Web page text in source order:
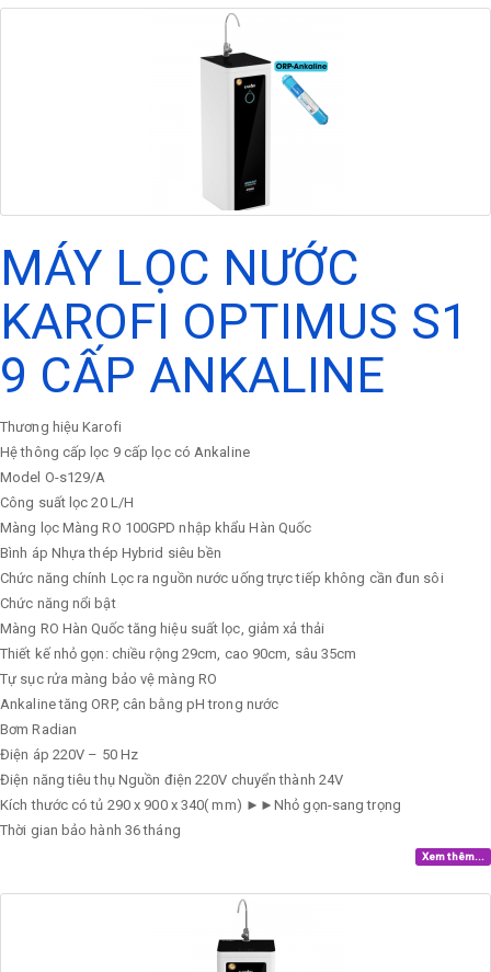
MÁY LỌC NƯỚC
KAROFI OPTIMUS S1
9 CẤP ANKALINE
Thương hiệu Karofi
Hệ thông cấp lọc 9 cấp lọc có Ankaline
Model O-s129/A
Công suất lọc 20 L/H
Màng lọc Màng RO 100GPD nhập khẩu Hàn Quốc
Bình áp Nhựa thép Hybrid siêu bền
Chức năng chính Lọc ra nguồn nước uống trực tiếp không cần đun sôi
Chức năng nổi bật
Màng RO Hàn Quốc tăng hiệu suất lọc, giảm xả thải
Thiết kế nhỏ gọn: chiều rộng 29cm, cao 90cm, sâu 35cm
Tự sục rửa màng bảo vệ màng RO
Ankaline tăng ORP, cân bằng pH trong nước
Bơm Radian
Điện áp 220V – 50 Hz
Điện năng tiêu thụ Nguồn điện 220V chuyển thành 24V
Kích thước có tủ 290 x 900 x 340( mm) ►►Nhỏ gọn-sang trọng
Thời gian bảo hành 36 tháng
Xem thêm...